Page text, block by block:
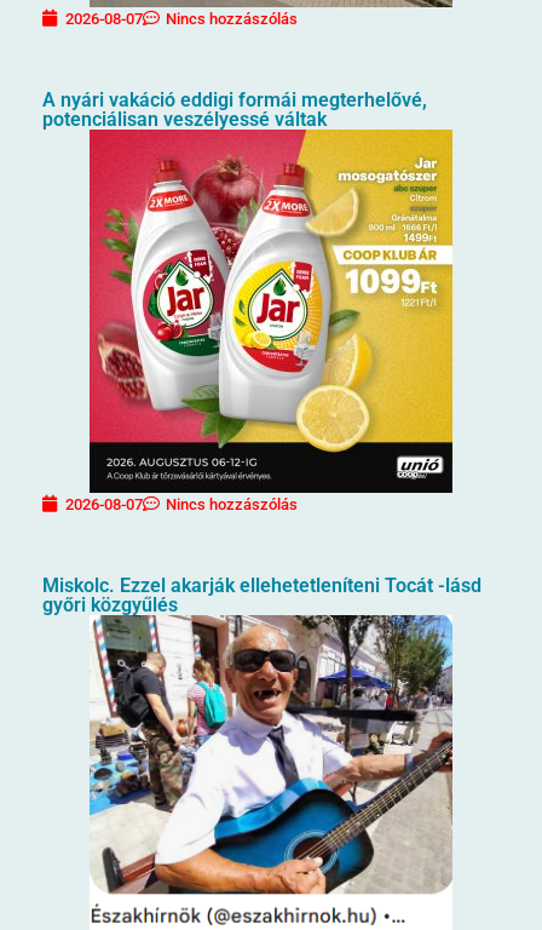
2026-08-07 Nincs hozzászólás
A nyári vakáció eddigi formái megterhelővé,
potenciálisan veszélyessé váltak
2026-08-07 Nincs hozzászólás
Miskolc. Ezzel akarják ellehetetleníteni Tocát -lásd
győri közgyűlés